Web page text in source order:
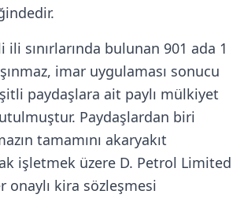
ili sınırlarında bulunan 901 ada 1
imar uygulaması sonucu
paydaşlara ait paylı mülkiyet
Paydaşlardan biri
tamamını akaryakıt
işletmek üzere D. Petrol Limited
onaylı kira sözleşmesi